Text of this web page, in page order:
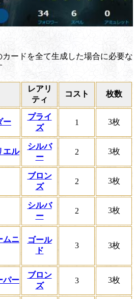
ードを全て生成した場合に必要な
レアリ
ティ
コスト 枚数
ー
プライ
ズ
1 3枚
エル
シルバ
ー
2 3枚
ブロン
ズ
2 3枚
シルバ
ー
2 3枚
ムニ
ゴール
ド
3 3枚
パー
ブロン
ズ
3 3枚